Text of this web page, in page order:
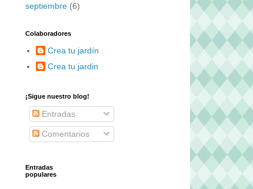
septiembre (6)
Colaboradores
Crea tu jardín
Crea tu jardin
¡Sigue nuestro blog!
Entradas
Comentarios
Entradas
populares